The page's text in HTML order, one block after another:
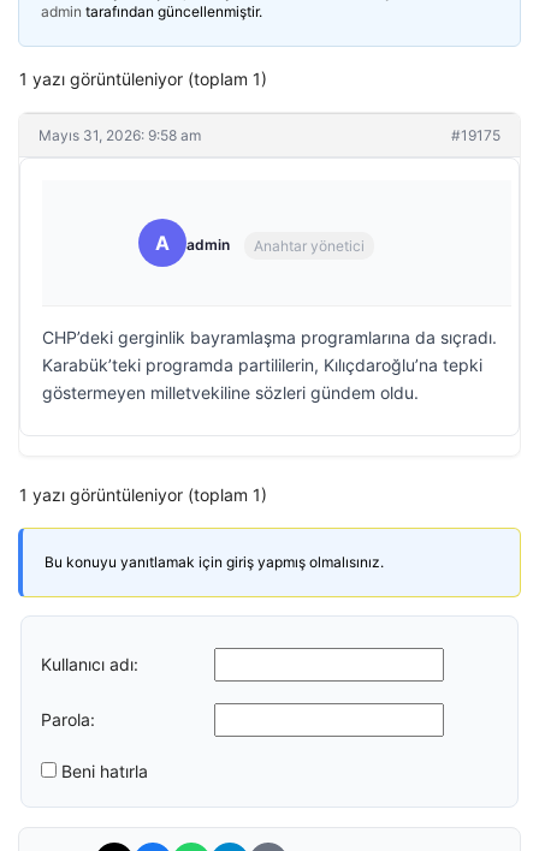
admin tarafından güncellenmiştir.
1 yazı görüntüleniyor (toplam 1)
Mayıs 31, 2026: 9:58 am #19175
A admin Anahtar yönetici
CHP’deki gerginlik bayramlaşma programlarına da sıçradı.
Karabük’teki programda partililerin, Kılıçdaroğlu’na tepki
göstermeyen milletvekiline sözleri gündem oldu.
1 yazı görüntüleniyor (toplam 1)
Bu konuyu yanıtlamak için giriş yapmış olmalısınız.
Kullanıcı adı:
Parola:
Beni hatırla